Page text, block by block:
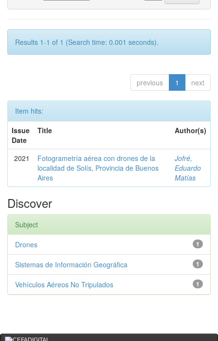
Results 1-1 of 1 (Search time: 0.001 seconds).
previous 1 next
Item hits:
Issue
Date
Title Author(s)
2021
Fotogrametría aérea con drones de la
localidad de Solís, Provincia de Buenos
Aires
Jofré,
Eduardo
Matías
Discover
Subject
1
Drones
1
Sistemas de Información Geográfica
1
Vehículos Aéreos No Tripulados